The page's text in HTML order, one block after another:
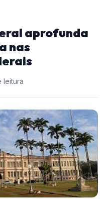
aprofunda
nas
leitura